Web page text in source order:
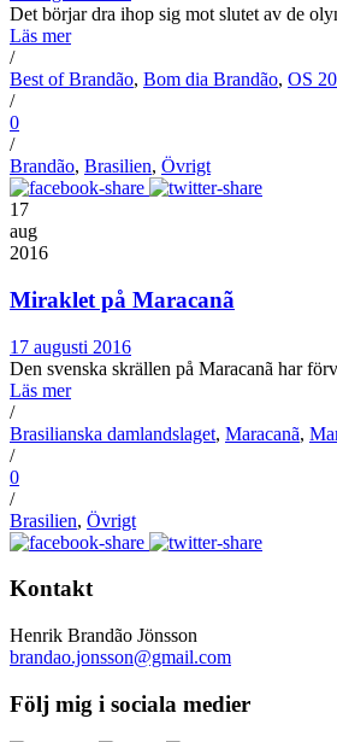
Det börjar dra ihop sig mot slutet av de
Läs mer
/
Best of Brandão, Bom dia Brandão, OS
/
0
/
Brandão, Brasilien, Övrigt
17
aug
2016
Miraklet på Maracanã
17 augusti 2016
Den svenska skrällen på Maracanã har
Läs mer
/
Brasilianska damlandslaget, Maracanã,
/
0
/
Brasilien, Övrigt
Kontakt
Henrik Brandão Jönsson
brandao.jonsson@gmail.com
Följ mig i sociala medier